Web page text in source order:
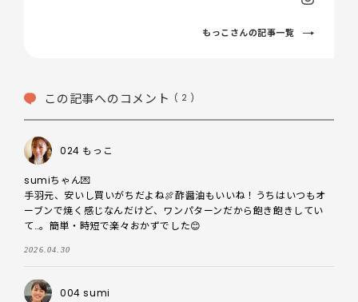
もっこさんの記事一覧
この記事へのコメント ( 2 )
024 もっこ
sumiちゃん💌
手羽元、安いし買いがちだよね🍖酢醤油もいいね！うちはいつもオ
ーブンで焼く感じなんだけど、ワンパターンだから飽き飽きしてい
て…。簡単・時短で楽々おかずでした😊
2026.04.30
004 sumi